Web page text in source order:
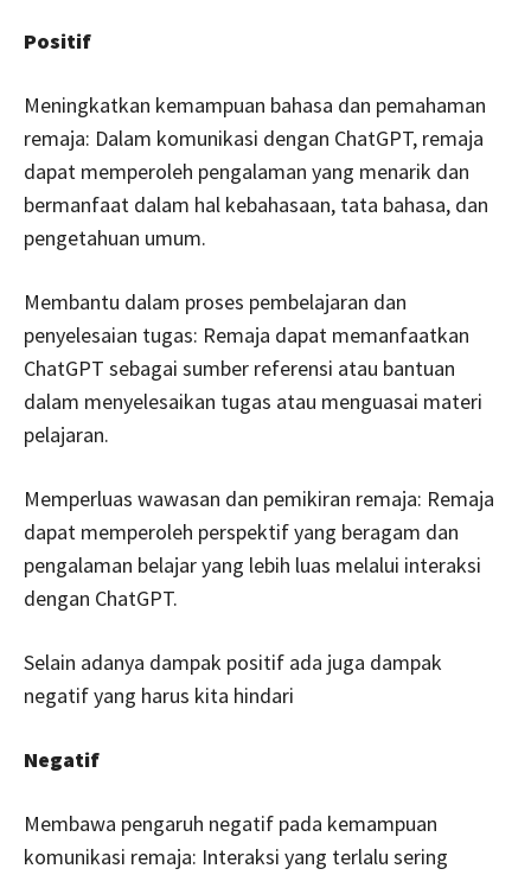
Positif
Meningkatkan kemampuan bahasa dan pemahaman
remaja: Dalam komunikasi dengan ChatGPT, remaja
dapat memperoleh pengalaman yang menarik dan
bermanfaat dalam hal kebahasaan, tata bahasa, dan
pengetahuan umum.
Membantu dalam proses pembelajaran dan
penyelesaian tugas: Remaja dapat memanfaatkan
ChatGPT sebagai sumber referensi atau bantuan
dalam menyelesaikan tugas atau menguasai materi
pelajaran.
Memperluas wawasan dan pemikiran remaja: Remaja
dapat memperoleh perspektif yang beragam dan
pengalaman belajar yang lebih luas melalui interaksi
dengan ChatGPT.
Selain adanya dampak positif ada juga dampak
negatif yang harus kita hindari
Negatif
Membawa pengaruh negatif pada kemampuan
komunikasi remaja: Interaksi yang terlalu sering